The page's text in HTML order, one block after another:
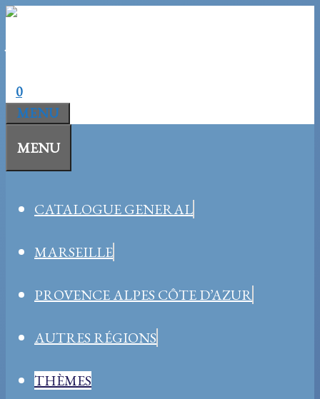
Aller
0
MENU
MENU
CATALOGUE GENERAL
MARSEILLE
PROVENCE ALPES CÔTE D’AZUR
AUTRES RÉGIONS
THÈMES